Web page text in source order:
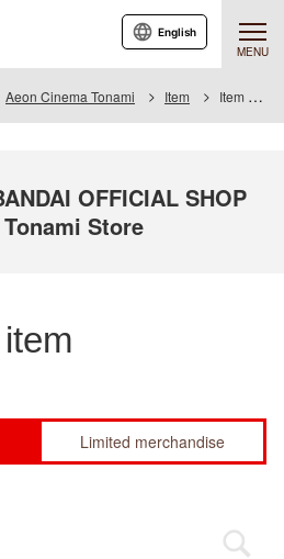
MENU
English
Aeon Cinema Tonami Item Item List
OFFICIAL SHOP
Store
item
Limited merchandise